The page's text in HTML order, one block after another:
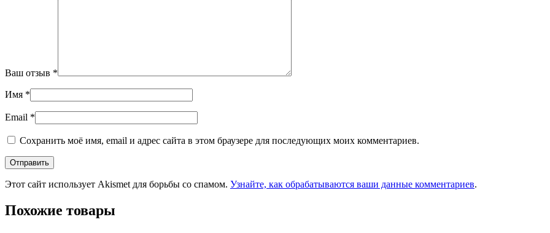
Ваш отзыв *
Имя *
Email *
Сохранить моё имя, email и адрес сайта в этом браузере для последующих моих комментариев.
Этот сайт использует Akismet для борьбы со спамом. Узнайте, как обрабатываются ваши данные комментариев.
Похожие товары